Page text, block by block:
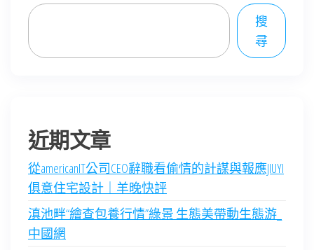
搜
尋
近期文章
從americanIT公司CEO辭職看偷情的計謀與報應JIUYI
俱意住宅設計｜羊晚快評
滇池畔“繪查包養行情”綠景 生態美帶動生態游_
中國網